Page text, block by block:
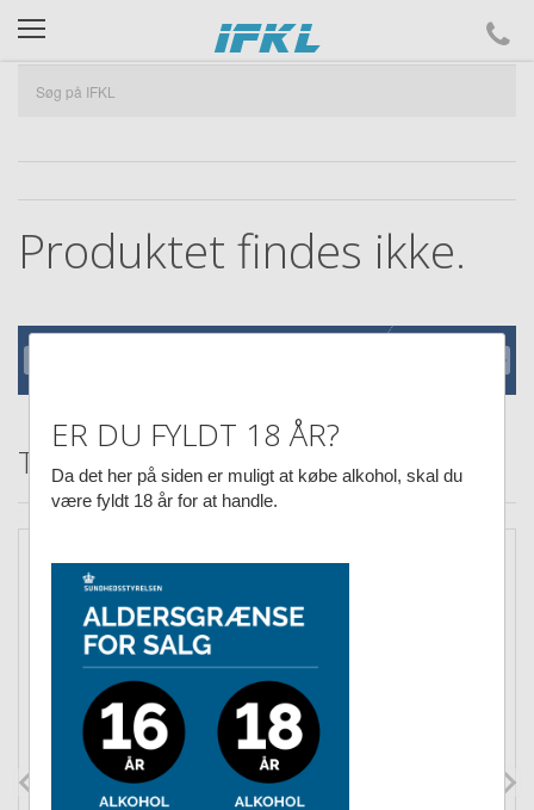
ifkl
Produktet findes ikke.
Tilbud hos IFKL
Da mit SAS-hjerte holdt op med at slå
ER DU FYLDT 18 ÅR?
Da det her på siden er muligt at købe alkohol, skal du
være fyldt 18 år for at handle.